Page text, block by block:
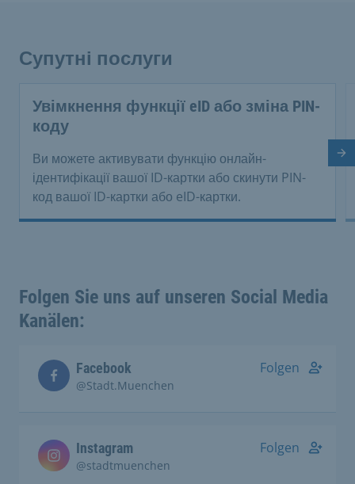
Супутні послуги
Увімкнення функції eID або зміна PIN-
коду
Ви можете активувати функцію онлайн-
ідентифікації вашої ID-картки або скинути PIN-
код вашої ID-картки або eID-картки.
Folgen Sie uns auf unseren Social Media
Kanälen:
Facebook
@Stadt.Muenchen
Folgen
Instagram
@stadtmuenchen
Folgen